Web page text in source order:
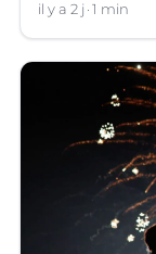
il y a 2 j 1 min